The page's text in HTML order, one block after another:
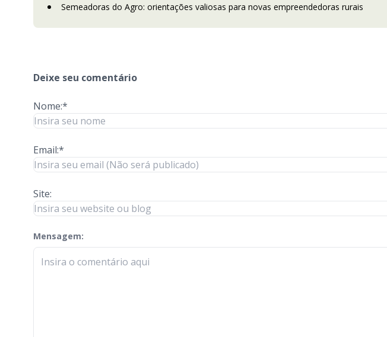
Semeadoras do Agro: orientações valiosas para novas empreendedoras rurais
Deixe seu comentário
Nome:*
Email:*
Site:
Mensagem:
check-terms